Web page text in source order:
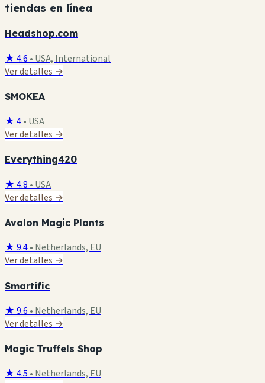
tiendas en línea
Headshop.com
★ 4.6 • USA, International
Ver detalles →
SMOKEA
★ 4• USA
Ver detalles →
Everything420
★ 4.8 • USA
Ver detalles →
Avalon Magic Plants
★ 9.4• Netherlands, EU
Ver detalles →
Smartific
★ 9.6 • Netherlands, EU
Ver detalles →
Magic Truffels Shop
★ 4.5 • Netherlands, EU